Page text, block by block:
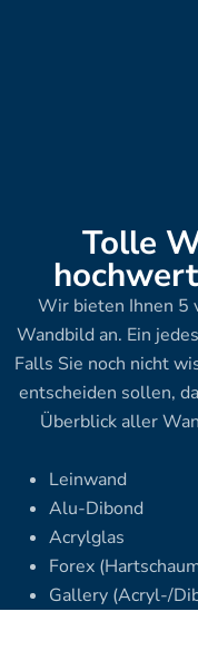
Tolle
Wir bieten Ihnen 5
Wandbild an. Ein
Falls Sie noch nicht
entscheiden sollen,
Überblick aller
Leinwand
Alu-Dibond
Acrylglas
Forex
Gallery (Acryl-/